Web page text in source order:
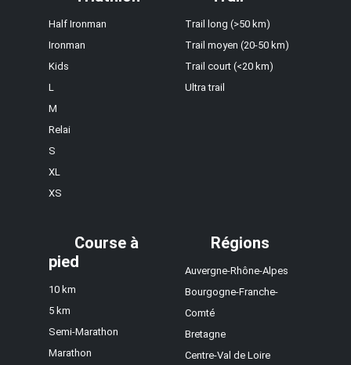
Half Ironman
Ironman
Kids
L
M
Relai
S
XL
XS
Trail long (>50 km)
Trail moyen (20-50 km)
Trail court (<20 km)
Ultra trail
Course à
pied
10 km
5 km
Semi-Marathon
Marathon
Régions
Auvergne-Rhône-Alpes
Bourgogne-Franche-
Comté
Bretagne
Centre-Val de Loire